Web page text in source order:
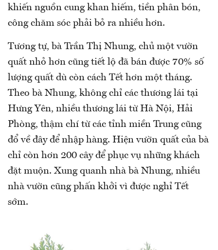
khiến nguồn cung khan hiếm, tiền phân bón,
công chăm sóc phải bỏ ra nhiều hơn.
Tương tự, bà Trần Thị Nhung, chủ một vườn
quất nhỏ hơn cũng tiết lộ đã bán được 70% số
lượng quất dù còn cách Tết hơn một tháng.
Theo bà Nhung, không chỉ các thương lái tại
Hưng Yên, nhiều thương lái từ Hà Nội, Hải
Phòng, thậm chí từ các tỉnh miền Trung cũng
đổ về đây để nhập hàng. Hiện vườn quất của bà
chỉ còn hơn 200 cây để phục vụ những khách
đặt muộn. Xung quanh nhà bà Nhung, nhiều
nhà vườn cũng phấn khởi vì được nghỉ Tết
sớm.